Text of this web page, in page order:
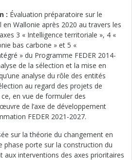
: Évaluation préparatoire sur le
Wallonie après 2020 au travers les
3 « Intelligence territoriale », 4 «
bas carbone » et 5 «
» du Programme FEDER 2014-
de la sélection et la mise en
analyse du rôle des entités
au regard des projets de
en vue de formuler des
de l’axe de développement
FEDER 2021-2027.
sur la théorie du changement en
phase porte sur la construction du
aux interventions des axes prioritaires